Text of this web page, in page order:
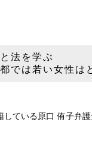
法を学ぶ
では若い女性は
ている原口 侑子弁